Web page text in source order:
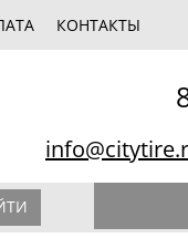
КОНТАКТЫ